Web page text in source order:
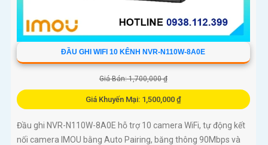
ĐẦU GHI WIFI 10 KÊNH NVR-N110W-8A0E
Giá Bán: 1,700,000 ₫
Giá Khuyến Mại: 1,500,000 ₫
Đầu ghi NVR-N110W-8A0E hỗ trợ 10 camera WiFi, tự động kết
nối camera IMOU bằng Auto Pairing, băng thông 90Mbps và